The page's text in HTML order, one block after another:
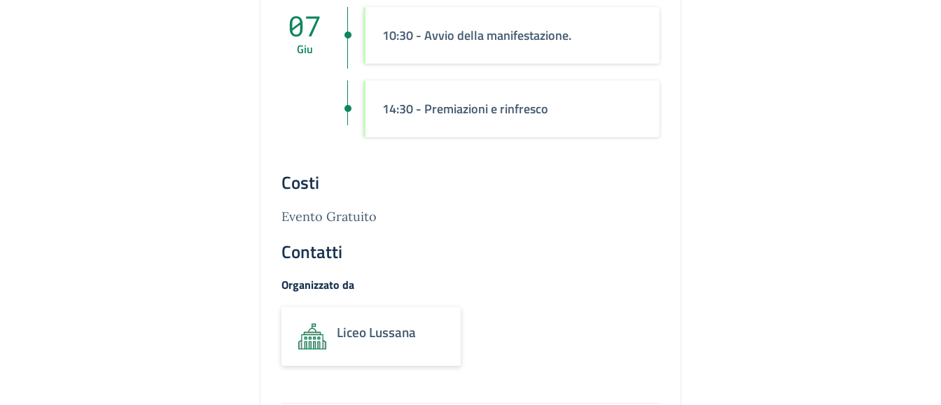
10:30 - Avvio della manifestazione.
07
Giu
14:30 - Premiazioni e rinfresco
Costi
Evento Gratuito
Contatti
Organizzato da
Liceo Lussana